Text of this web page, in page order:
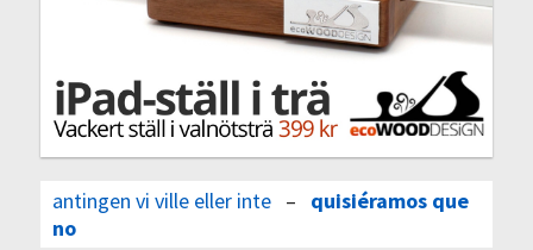
antingen vi ville eller inte– quisiéramos que
no